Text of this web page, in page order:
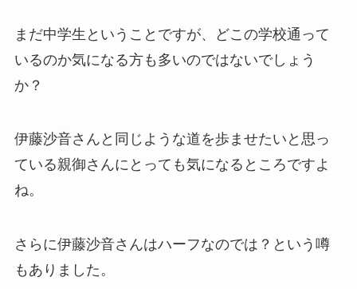
まだ中学生ということですが、どこの学校通って
いるのか気になる方も多いのではないでしょう
か？
伊藤沙音さんと同じような道を歩ませたいと思っ
ている親御さんにとっても気になるところですよ
ね。
さらに伊藤沙音さんはハーフなのでは？という噂
もありました。